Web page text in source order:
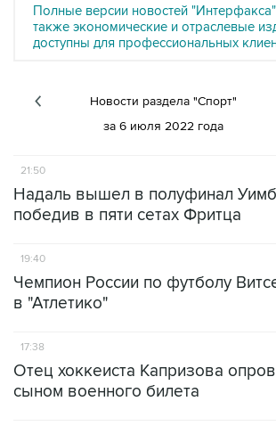
Полные версии новостей
также экономические и отраслевые
доступны для профессиональных
Новости раздела "Спорт"
за 6 июля 2022 года
21:50
Надаль вышел в полуфинал
победив в пяти сетах Фритца
19:40
Чемпион России по футболу
в "Атлетико"
17:38
Отец хоккеиста Капризова
сыном военного билета